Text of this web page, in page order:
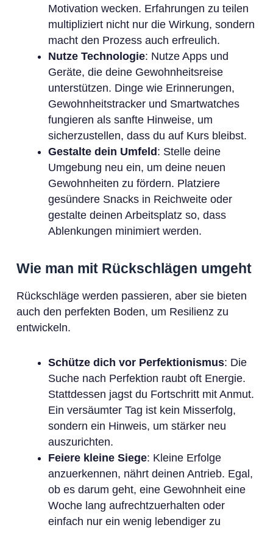
Motivation wecken. Erfahrungen zu teilen
multipliziert nicht nur die Wirkung, sondern
macht den Prozess auch erfreulich.
Nutze Technologie: Nutze Apps und
Geräte, die deine Gewohnheitsreise
unterstützen. Dinge wie Erinnerungen,
Gewohnheitstracker und Smartwatches
fungieren als sanfte Hinweise, um
sicherzustellen, dass du auf Kurs bleibst.
Gestalte dein Umfeld : Stelle deine
Umgebung neu ein, um deine neuen
Gewohnheiten zu fördern. Platziere
gesündere Snacks in Reichweite oder
gestalte deinen Arbeitsplatz so, dass
Ablenkungen minimiert werden.
Wie man mit Rückschlägen umgeht
Rückschläge werden passieren, aber sie bieten
auch den perfekten Boden, um Resilienz zu
entwickeln.
Schütze dich vor Perfektionismus: Die
Suche nach Perfektion raubt oft Energie.
Stattdessen jagst du Fortschritt mit Anmut.
Ein versäumter Tag ist kein Misserfolg,
sondern ein Hinweis, um stärker neu
auszurichten.
Feiere kleine Siege: Kleine Erfolge
anzuerkennen, nährt deinen Antrieb. Egal,
ob es darum geht, eine Gewohnheit eine
Woche lang aufrechtzuerhalten oder
einfach nur ein wenig lebendiger zu